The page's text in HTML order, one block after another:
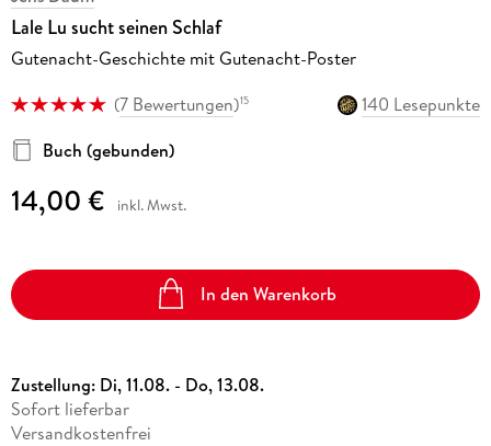
Lale Lu sucht seinen Schlaf
Gutenacht-Geschichte mit Gutenacht-Poster
(7 Bewertungen)15
140 Lesepunkte
Buch (gebunden)
14,00 € inkl. Mwst.
In den Warenkorb
Zustellung: Di, 11.08. - Do, 13.08.
Sofort lieferbar
Versandkostenfrei